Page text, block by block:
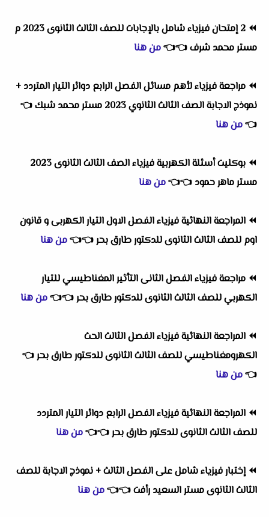
⏪
2 إمتحان فيزياء شامل بالإجابات للصف الثالث الثانوى 2023 م
مستر محمد شرف👈
👈من هنا
⏪ مراجعة فيزياء لأهم مسائل الفصل الرابع دوائر التيار المتردد +
نموذج الاجابة الصف الثالث الثانوي 2023 مستر محمد شبك
👈
👈من هنا
⏪
بوكليت أسئلة الكهربية فيزياء الصف الثالث الثانوى 2023
مستر ماهر حمود 👈
👈من هنا
⏪ المراجعة النهائية فيزياء الفصل الاول التيار الكهربى و قانون
اوم للصف الثالث الثانوى للدكتور طارق بحر👈
👈من هنا
⏪ مراجعة فيزياء الفصل الثانى التأثير المغناطيسي للتيار
الكهربي للصف الثالث الثانوى للدكتور طارق بحر👈
👈من هنا
⏪ المراجعة النهائية فيزياء الفصل الثالث الحث
الكهرومغناطيسي للصف الثالث الثانوى للدكتور طارق بحر👈
👈من هنا
⏪ المراجعة النهائية فيزياء الفصل الرابع دوائر التيار المتردد
للصف الثالث الثانوى للدكتور طارق بحر👈
👈من هنا
⏪إختبار فيزياء شامل على الفصل الثالث + نموذج الاجابة للصف
الثالث الثانوى مستر السعيد رأفت👈
👈من هنا